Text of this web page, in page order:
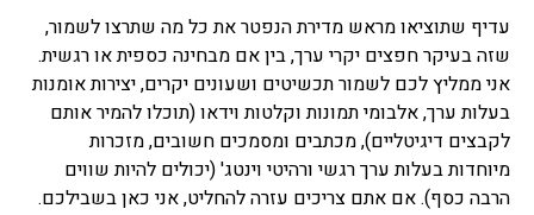
עדיף שתוציאו מראש מדירת הנפטר את כל מה שתרצו לשמור,
שזה בעיקר חפצים יקרי ערך, בין אם מבחינה כספית או רגשית.
אני ממליץ לכם לשמור תכשיטים ושעונים יקרים, יצירות אומנות
בעלות ערך, אלבומי תמונות וקלטות וידאו (תוכלו להמיר אותם
לקבצים דיגיטליים), מכתבים ומסמכים חשובים, מזכרות
מיוחדות בעלות ערך רגשי ורהיטי וינטג' (יכולים להיות שווים
הרבה כסף). אם אתם צריכים עזרה להחליט, אני כאן בשבילכם.